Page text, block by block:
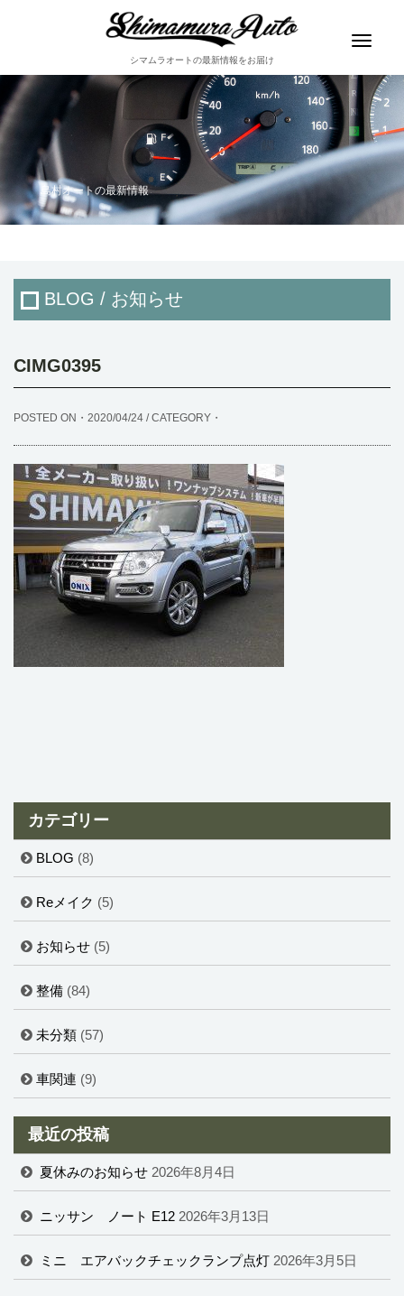
シマムラオートの最新情報をお届け
Toggle
島村オートの最新情報
BLOG / お知らせ
CIMG0395
POSTED ON・2020/04/24 / CATEGORY・
カテゴリー
BLOG (8)
Reメイク (5)
お知らせ (5)
整備 (84)
未分類 (57)
車関連 (9)
最近の投稿
夏休みのお知らせ 2026年8月4日
ニッサン ノート E12 2026年3月13日
ミニ エアバックチェックランプ点灯 2026年3月5日